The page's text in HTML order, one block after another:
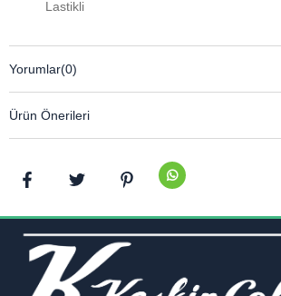
Lastikli
Yorumlar(0)
Ürün Önerileri